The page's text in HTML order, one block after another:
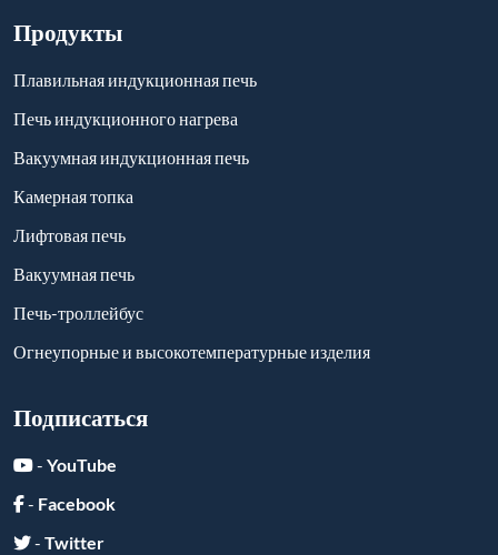
Продукты
Плавильная индукционная печь
Печь индукционного нагрева
Вакуумная индукционная печь
Камерная топка
Лифтовая печь
Вакуумная печь
Печь-троллейбус
Огнеупорные и высокотемпературные изделия
Подписаться
- YouTube
- Facebook
- Twitter